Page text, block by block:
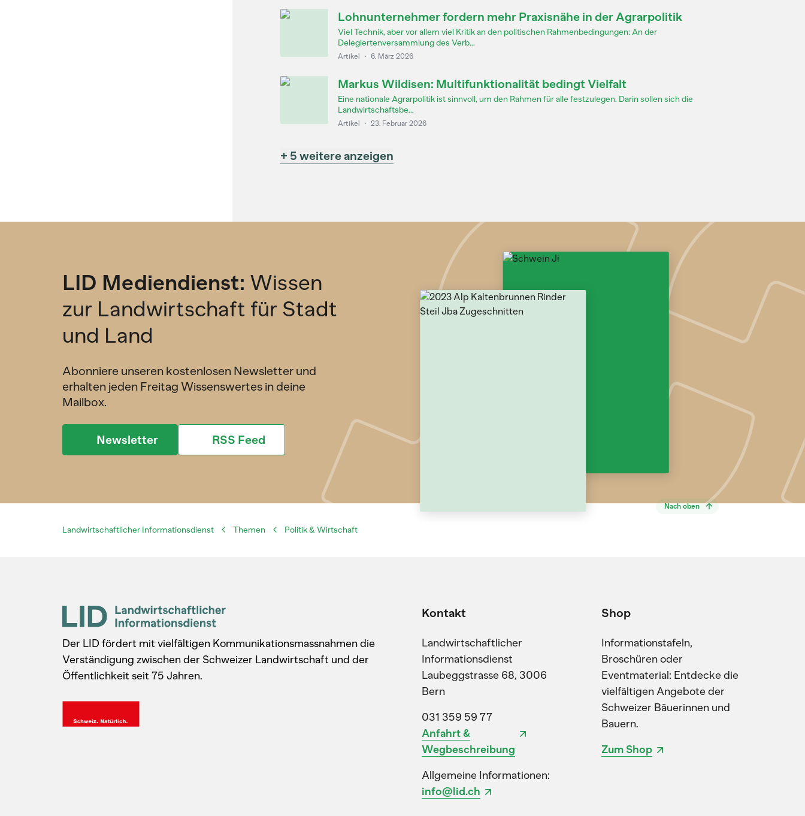
Lohnunternehmer fordern mehr Praxisnähe in der Agrarpolitik
Viel Technik, aber vor allem viel Kritik an den politischen Rahmenbedingungen: An der
Delegiertenversammlung des Verb...
Artikel · 6. März 2026
Markus Wildisen: Multifunktionalität bedingt Vielfalt
Eine nationale Agrarpolitik ist sinnvoll, um den Rahmen für alle festzulegen. Darin sollen sich die
Landwirtschaftsbe...
Artikel · 23. Februar 2026
+ 5 weitere anzeigen
LID Mediendienst: Wissen
zur Landwirtschaft für Stadt
und Land
Abonniere unseren kostenlosen Newsletter und
erhalten jeden Freitag Wissenswertes in deine
Mailbox.
Newsletter RSS Feed
Landwirtschaftlicher Informationsdienst Themen Politik & Wirtschaft
Nach oben
Der LID fördert mit vielfältigen Kommunikationsmassnahmen die
Verständigung zwischen der Schweizer Landwirtschaft und der
Öffentlichkeit seit 75 Jahren.
Kontakt
Landwirtschaftlicher
Informationsdienst
Laubeggstrasse 68, 3006
Bern
031 359 59 77
Anfahrt &
Wegbeschreibung
Allgemeine Informationen:
info@lid.ch
Shop
Informationstafeln,
Broschüren oder
Eventmaterial: Entdecke die
vielfältigen Angebote der
Schweizer Bäuerinnen und
Bauern.
Zum Shop